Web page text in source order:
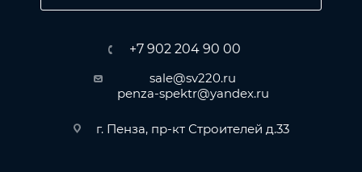
+7 902 204 90 00
sale@sv220.ru
penza-spektr@yandex.ru
г. Пенза, пр-кт Строителей д.33